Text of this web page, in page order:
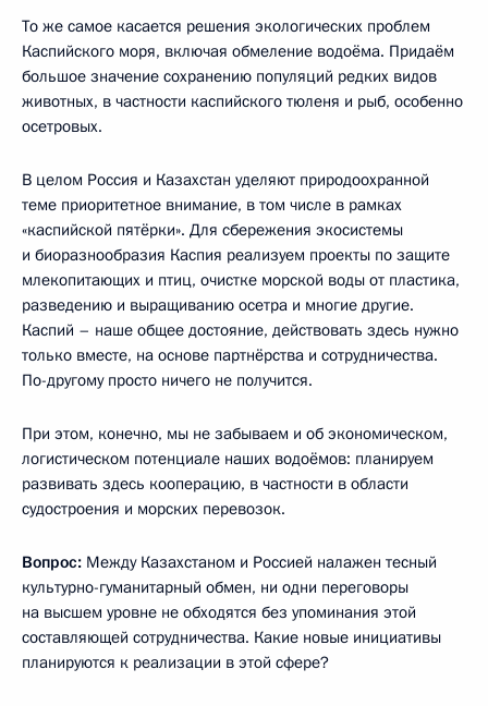
То же самое касается решения экологических проблем
Каспийского моря, включая обмеление водоёма. Придаём
большое значение сохранению популяций редких видов
животных, в частности каспийского тюленя и рыб, особенно
осетровых.
В целом Россия и Казахстан уделяют природоохранной
теме приоритетное внимание, в том числе в рамках
«каспийской пятёрки». Для сбережения экосистемы
и биоразнообразия Каспия реализуем проекты по защите
млекопитающих и птиц, очистке морской воды от пластика,
разведению и выращиванию осетра и многие другие.
Каспий – наше общее достояние, действовать здесь нужно
только вместе, на основе партнёрства и сотрудничества.
По-другому просто ничего не получится.
При этом, конечно, мы не забываем и об экономическом,
логистическом потенциале наших водоёмов: планируем
развивать здесь кооперацию, в частности в области
судостроения и морских перевозок.
Вопрос: Между Казахстаном и Россией налажен тесный
культурно-гуманитарный обмен, ни одни переговоры
на высшем уровне не обходятся без упоминания этой
составляющей сотрудничества. Какие новые инициативы
планируются к реализации в этой сфере?